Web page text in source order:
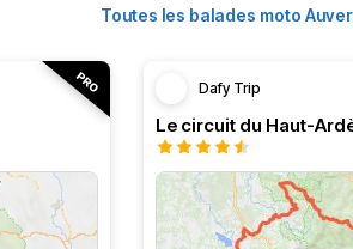
Toutes les balades moto
Dafy Trip
Le circuit du Haut-